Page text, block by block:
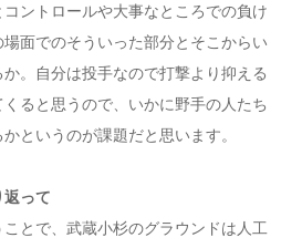
ントロールや大事なところでの負け
面でのそういった部分とそこからい
。自分は投手なので打撃より抑える
ると思うので、いかに野手の人たち
というのが課題だと思います。
返って
とで、武蔵小杉のグラウンドは人工